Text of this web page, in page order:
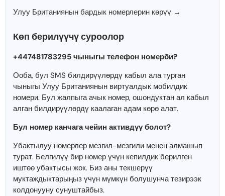
Улуу Британиянын бардык номерлерин көрүү →
Көп берилүүчү суроолор
+447481783295 чыныгы телефон номерби?
Ооба, бул SMS билдирүүлөрдү кабыл ала турган
чыныгы Улуу Британиянын виртуалдык мобилдик
номери. Бул жалпыга ачык номер, ошондуктан ал кабыл
алган билдирүүлөрдү каалаган адам көрө алат.
Бул номер канчага чейин активдүү болот?
Убактылуу номерлер мезгил-мезгили менен алмашып
турат. Белгилүү бир номер үчүн кепилдик берилген
иштөө убактысы жок. Биз аны текшерүү
муктаждыктарыңыз үчүн мүмкүн болушунча тезирээк
колдонууну сунуштайбыз.